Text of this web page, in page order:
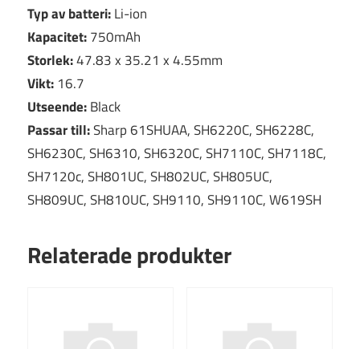
Typ av batteri:Li-ion
Kapacitet:750mAh
Storlek:47.83 x 35.21 x 4.55mm
Vikt: 16.7
Utseende:Black
Passar till:Sharp 61SHUAA, SH6220C, SH6228C,
SH6230C, SH6310, SH6320C, SH7110C, SH7118C,
SH7120c, SH801UC, SH802UC, SH805UC,
SH809UC, SH810UC, SH9110, SH9110C, W619SH
Relaterade produkter